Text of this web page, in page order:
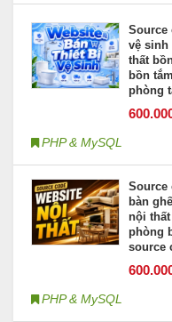
Source
vệ sinh
thất
bồn
phòng
600
PHP & MySQL
Source
bàn
nội
phòng
source
600
PHP & MySQL